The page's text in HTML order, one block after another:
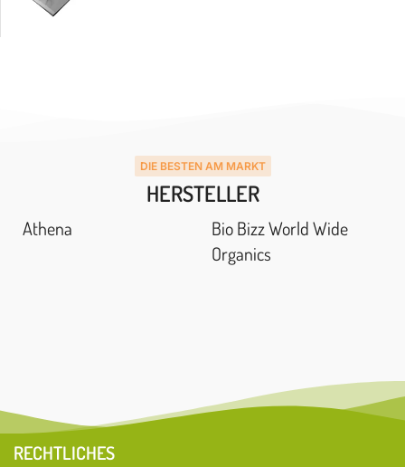
DIE BESTEN AM MARKT
HERSTELLER
Athena
Bio Bizz World Wide
Organics
RECHTLICHES